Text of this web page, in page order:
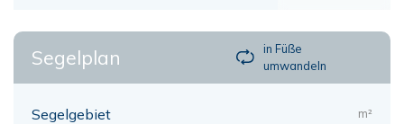
Segelplan
in Füße
umwandeln
Segelgebiet m²